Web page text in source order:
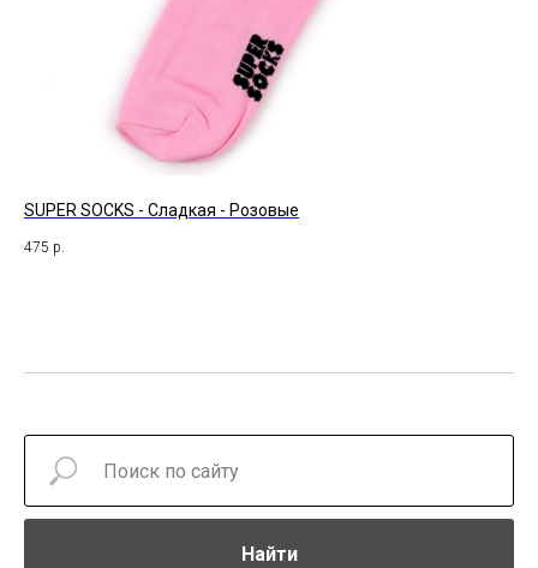
SUPER SOCKS - Сладкая - Розовые
475 р.
Найти